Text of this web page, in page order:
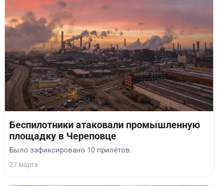
Беспилотники атаковали промышленную
площадку в Череповце
Было зафиксировано 10 прилётов.
27 марта